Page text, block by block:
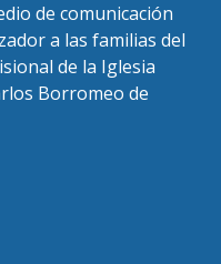
de comunicación
a las familias del
de la Iglesia
Borromeo de